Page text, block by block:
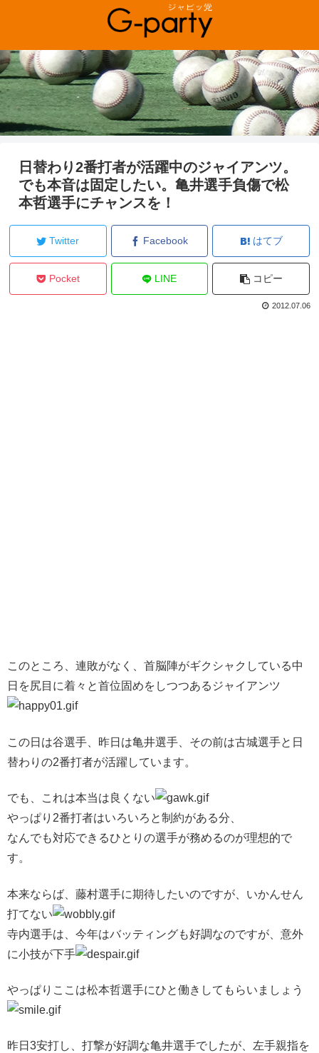
日替わり2番打者が活躍中のジャイアンツ。
でも本音は固定したい。亀井選手負傷で松
本哲選手にチャンスを！
Twitter Facebook はてブ
Pocket LINE コピー
2012.07.06
このところ、連敗がなく、首脳陣がギクシャクしている中
日を尻目に着々と首位固めをしつつあるジャイアンツ
この日は谷選手、昨日は亀井選手、その前は古城選手と日
替わりの2番打者が活躍しています。
でも、これは本当は良くない
やっぱり2番打者はいろいろと制約がある分、
なんでも対応できるひとりの選手が務めるのが理想的で
す。
本来ならば、藤村選手に期待したいのですが、いかんせん
打てない
寺内選手は、今年はバッティングも好調なのですが、意外
に小技が下手
やっぱりここは松本哲選手にひと働きしてもらいましょう
昨日3安打し、打撃が好調な亀井選手でしたが、左手親指を